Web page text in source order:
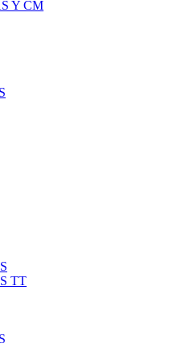
TT